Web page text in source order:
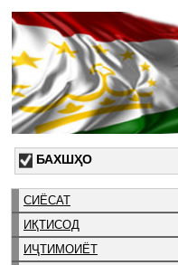
БАХШҲО
СИЁСАТ
ИҚТИСОД
ИҶТИМОИЁТ